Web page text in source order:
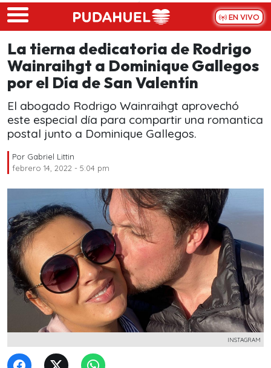
Skip to main content
EN VIVO
La tierna dedicatoria de Rodrigo
Wainraihgt a Dominique Gallegos
por el Día de San Valentín
El abogado Rodrigo Wainraihgt aprovechó
este especial día para compartir una romantica
postal junto a Dominique Gallegos.
Por Gabriel Littin
febrero 14, 2022 - 5:04 pm
INSTAGRAM